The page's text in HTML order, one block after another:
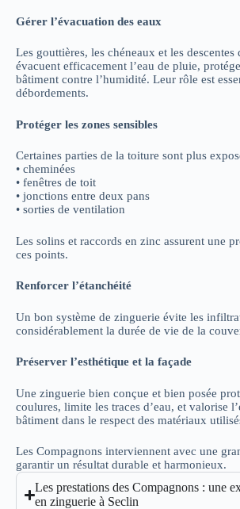
Gérer l’évacuation des eaux
Les gouttières, les chéneaux et les descentes
évacuent efficacement l’eau de pluie,
bâtiment contre l’humidité. Leur rôle est
débordements.
Protéger les zones sensibles
Certaines parties de la toiture sont plus
• cheminées
• fenêtres de toit
• jonctions entre deux pans
• sorties de ventilation
Les solins et raccords en zinc assurent une
ces points.
Renforcer l’étanchéité
Un bon système de zinguerie évite les
considérablement la durée de vie de la
Préserver l’esthétique et la façade
Une zinguerie bien conçue et bien posée
coulures, limite les traces d’eau, et valorise
bâtiment dans le respect des matériaux
Les Compagnons interviennent avec une
garantir un résultat durable et harmonieux.
Les prestations des Compagnons : une
en zinguerie à Seclin